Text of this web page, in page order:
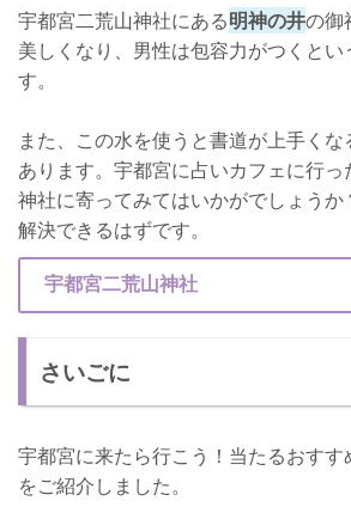
宇都宮二荒山神社にある明神の井の御
美しくなり、男性は包容力がつくとい
す。
また、この水を使うと書道が上手く
あります。宇都宮に占いカフェに行
神社に寄ってみてはいかがでしょうか
解決できるはずです。
宇都宮二荒山神社
さいごに
宇都宮に来たら行こう！当たるおす
をご紹介しました。